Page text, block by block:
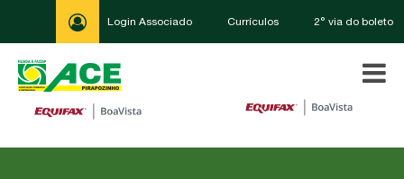
Login Associado Currículos 2° via do boleto